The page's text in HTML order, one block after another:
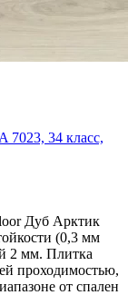
34 класс,
Дуб Арктик
(0,3 мм
2 мм. Плитка
проходимостью,
от спален